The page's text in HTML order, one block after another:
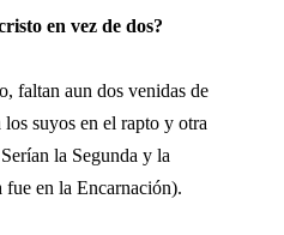
en vez de dos?
faltan aun dos venidas de
suyos en el rapto y otra
la Segunda y la
fue en la Encarnación).